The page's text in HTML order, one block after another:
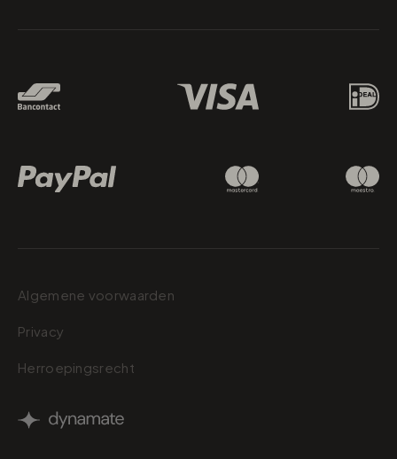
Algemene voorwaarden
Privacy
Herroepingsrecht